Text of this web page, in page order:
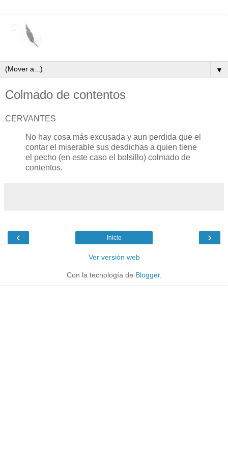
▼
Colmado de contentos
CERVANTES
No hay cosa más excusada y aun perdida que el
contar el miserable sus desdichas a quien tiene
el pecho (en este caso el bolsillo) colmado de
contentos.
‹ ›
Inicio
Ver versión web
Con la tecnología de Blogger.